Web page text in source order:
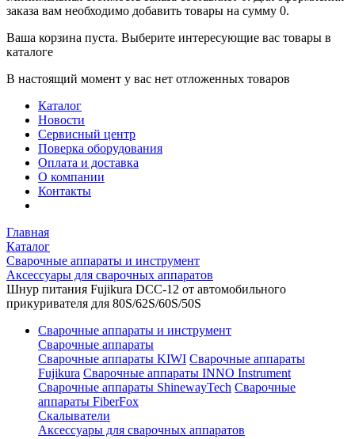
заказа вам необходимо добавить товары на сумму 0.
Ваша корзина пуста. Выберите интересующие вас товары в
каталоге
В настоящий момент у вас нет отложенных товаров
Каталог
Новости
Сервисный центр
Поверка оборудования
Оплата и доставка
О компании
Контакты
Главная
Каталог
Сварочные аппараты и инструмент
Аксессуары для сварочных аппаратов
Шнур питания Fujikura DCC-12 от автомобильного
прикуривателя для 80S/62S/60S/50S
Сварочные аппараты и инструмент
Сварочные аппараты
Сварочные аппараты KIWI Сварочные аппараты
Fujikura Сварочные аппараты INNO Instrument
Сварочные аппараты ShinewayTech Cварочные
аппараты FiberFox
Скалыватели
Аксессуары для сварочных аппаратов